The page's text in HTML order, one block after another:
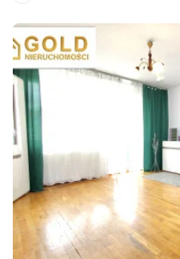
Liczba pokoi:
Rok budowy:
Do sprzedaży dom mieszkalny w
cyjny o powierzchni 256 m2,
w Kamieniu Pomorskim,